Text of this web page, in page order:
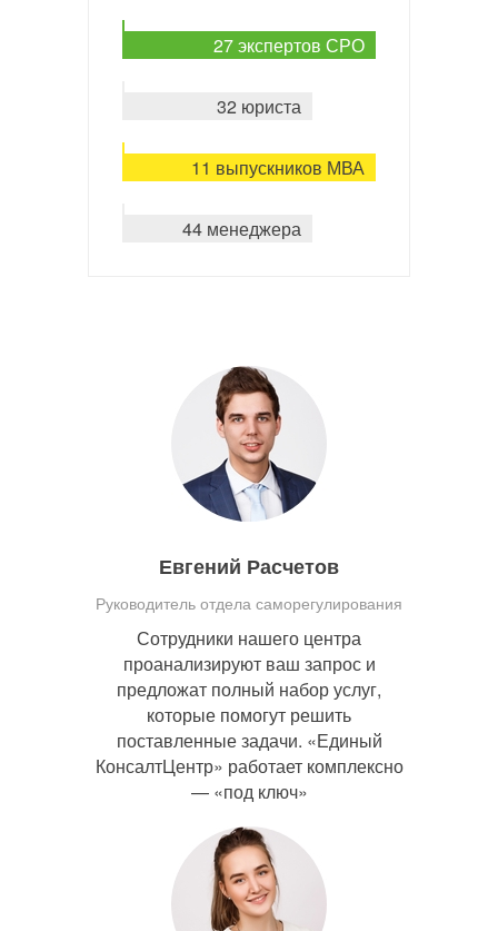
27 экспертов СРО
32 юриста
11 выпускников МВА
44 менеджера
Евгений Расчетов
Руководитель отдела саморегулирования
Сотрудники нашего центра
проанализируют ваш запрос и
предложат полный набор услуг,
которые помогут решить
поставленные задачи. «Единый
КонсалтЦентр» работает комплексно
— «под ключ»